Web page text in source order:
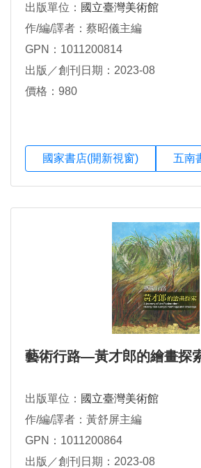
出版單位： 國立臺灣美術館
作/編/譯者：蔡昭儀主編
GPN：1011200814
出版／創刊日期：2023-08
價格：980
國家書店(開新視窗) 五南
藝術行路—黃才郎的繪畫探
出版單位： 國立臺灣美術館
作/編/譯者：黃舒屏主編
GPN：1011200864
出版／創刊日期：2023-08